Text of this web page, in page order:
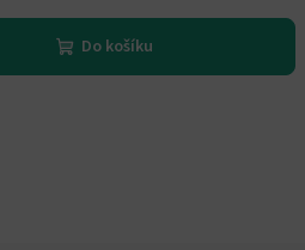
Do košíku